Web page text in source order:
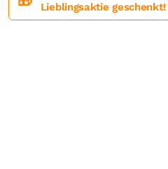
Lieblingsaktie geschenkt!